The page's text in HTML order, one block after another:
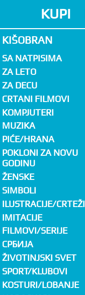
KUPI
KIŠOBRAN
SA NATPISIMA
ZA LETO
ZA DECU
CRTANI FILMOVI
KOMPJUTERI
MUZIKA
PIĆE/HRANA
POKLONI ZA NOVU
GODINU
ŽENSKE
SIMBOLI
ILUSTRACIJE/CRTEŽI
IMITACIJE
FILMOVI/SERIJE
СРБИЈА
ŽIVOTINJSKI SVET
SPORT/KLUBOVI
KOSTURI/LOBANJE